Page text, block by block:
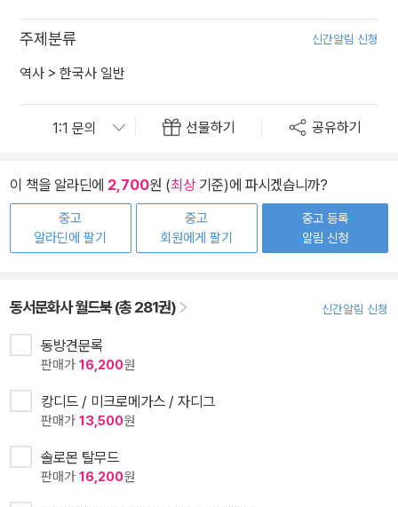
주제분류 신간알림 신청
역사 > 한국사 일반
선물하기 공유하기
이 책을 알라딘에 2,700원 (최상기준)에 파시겠습니까?
중고
알라딘에 팔기
중고
회원에게 팔기
중고 등록
알림 신청
동서문화사 월드북 (총 281권) 신간알림 신청
동방견문록
판매가 16,200원
캉디드 / 미크로메가스 / 자디그
판매가 13,500원
솔로몬 탈무드
판매가 16,200원